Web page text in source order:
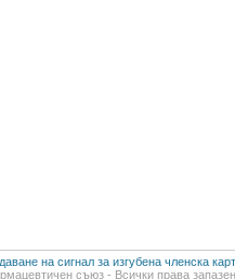
на сигнал за изгубена членска
съюз - Всички права